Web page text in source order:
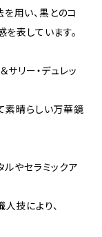
用い、黒とのコ
表しています。
リー・デュレッ
素晴らしい万華鏡
ルやセラミックア
技により、